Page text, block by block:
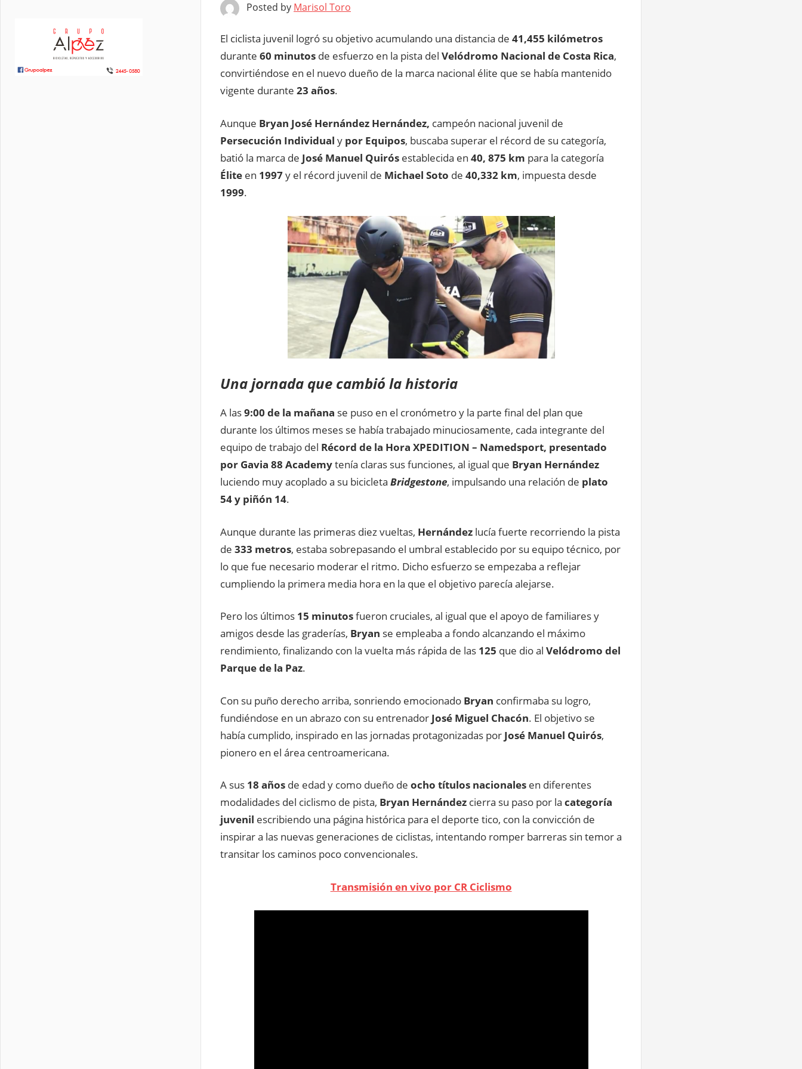
Posted by Marisol Toro
El ciclista juvenil logró su objetivo acumulando una distancia de 41,455 kilómetros
durante 60 minutos de esfuerzo en la pista del Velódromo Nacional de Costa Rica,
convirtiéndose en el nuevo dueño de la marca nacional élite que se había mantenido
vigente durante 23 años.
Aunque Bryan José Hernández Hernández, campeón nacional juvenil de
Persecución Individual y por Equipos, buscaba superar el récord de su categoría,
batió la marca de José Manuel Quirós establecida en 40, 875 km para la categoría
Élite en 1997y el récord juvenil de Michael Soto de 40,332 km, impuesta desde
1999.
Una jornada que cambió la historia
A las9:00 de la mañana se puso en el cronómetro y la parte final del plan que
durante los últimos meses se había trabajado minuciosamente, cada integrante del
equipo de trabajo del Récord de la Hora XPEDITION – Namedsport, presentado
por Gavia 88 Academytenía claras sus funciones, al igual que Bryan Hernández
luciendo muy acoplado a su bicicleta Bridgestone, impulsando una relación de plato
54 y piñón 14.
Aunque durante las primeras diez vueltas, Hernández lucía fuerte recorriendo la pista
de 333 metros, estaba sobrepasando el umbral establecido por su equipo técnico, por
lo que fue necesario moderar el ritmo. Dicho esfuerzo se empezaba a reflejar
cumpliendo la primera media hora en la que el objetivo parecía alejarse.
Pero los últimos 15 minutosfueron cruciales, al igual que el apoyo de familiares y
amigos desde las graderías, Bryan se empleaba a fondo alcanzando el máximo
rendimiento, finalizando con la vuelta más rápida de las 125 que dio al Velódromo del
Parque de la Paz.
Con su puño derecho arriba, sonriendo emocionado Bryan confirmaba su logro,
fundiéndose en un abrazo con su entrenador José Miguel Chacón. El objetivo se
había cumplido, inspirado en las jornadas protagonizadas por José Manuel Quirós,
pionero en el área centroamericana.
A sus 18 años de edad y como dueño de ocho títulos nacionales en diferentes
modalidades del ciclismo de pista, Bryan Hernández cierra su paso por la categoría
juvenil escribiendo una página histórica para el deporte tico, con la convicción de
inspirar a las nuevas generaciones de ciclistas, intentando romper barreras sin temor a
transitar los caminos poco convencionales.
Transmisión en vivo por CR Ciclismo